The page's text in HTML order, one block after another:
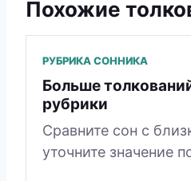
Похожие
РУБРИКА СОННИКА
Больше
рубрики
Сравните сон с
уточните значение